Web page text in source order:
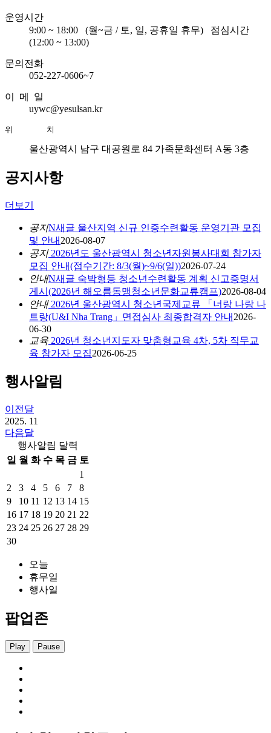
운영시간
9:00 ~ 18:00 (월~금 / 토, 일, 공휴일 휴무)
점심시간
(12:00 ~ 13:00)
문의전화
052-227-0606~7
이 메 일
uywc@yesulsan.kr
위       치
울산광역시 남구 대공원로 84 가족문화센터 A동 3층
공지사항
더보기
공지N새글 울산지역 신규 인증수련활동 운영기관 모집
및 안내 2026-08-07
공지2026년도 울산광역시 청소년자원봉사대회 참가자
모집 안내(접수기간: 8/3(월)~9/6(일))2026-07-24
안내N새글 숙박형등 청소년수련활동 계획 신고증명서
게시(2026년 해오름동맹청소년문화교류캠프)2026-08-04
안내2026년 울산광역시 청소년국제교류 「너랑 나랑 나
트랑(U&I Nha Trang」면접심사 최종합격자 안내 2026-
06-30
교육 2026년 청소년지도자 맞춤형교육 4차, 5차 직무교
육 참가자 모집2026-06-25
행사알림
이전달
2025. 11
다음달
행사알림 달력
일 월 화 수 목 금 토
1
2
3 4 5 6 7
8
9
10 11 12 13 14 15
16 17 18 19 20 21 22
23 24 25 26 27 28 29
30
오늘
휴무일
행사일
팝업존
Play Pause